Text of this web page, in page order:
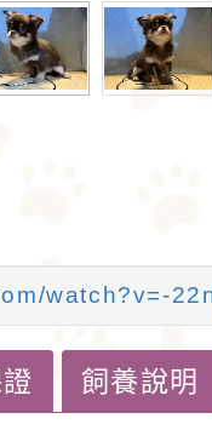
watch?v=-
飼養說明